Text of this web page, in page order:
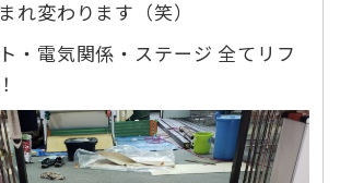
れ変わります（笑）
・電気関係・ステージ 全てリフ